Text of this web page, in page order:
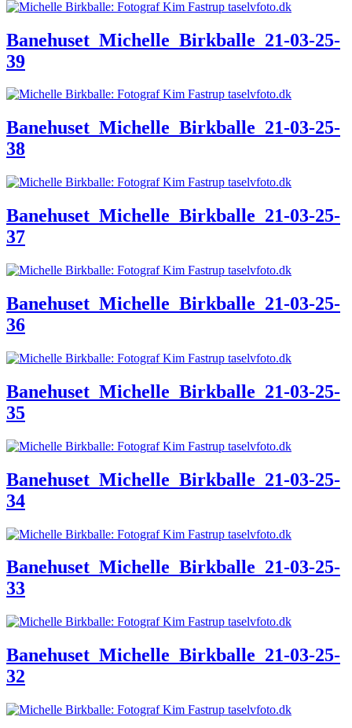
Banehuset_Michelle_Birkballe_21-03-25-
39
Banehuset_Michelle_Birkballe_21-03-25-
38
Banehuset_Michelle_Birkballe_21-03-25-
37
Banehuset_Michelle_Birkballe_21-03-25-
36
Banehuset_Michelle_Birkballe_21-03-25-
35
Banehuset_Michelle_Birkballe_21-03-25-
34
Banehuset_Michelle_Birkballe_21-03-25-
33
Banehuset_Michelle_Birkballe_21-03-25-
32